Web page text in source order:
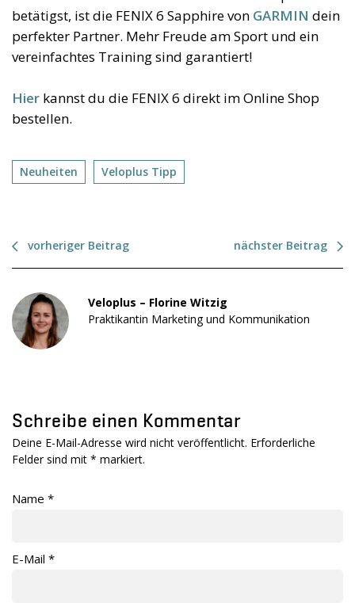
betätigst, ist die FENIX 6 Sapphire von GARMIN dein
perfekter Partner. Mehr Freude am Sport und ein
vereinfachtes Training sind garantiert!
Hier kannst du die FENIX 6 direkt im Online Shop
bestellen.
Neuheiten Veloplus Tipp
vorheriger Beitrag nächster Beitrag
Veloplus – Florine Witzig
Praktikantin Marketing und Kommunikation
Schreibe einen Kommentar
Deine E-Mail-Adresse wird nicht veröffentlicht. Erforderliche
Felder sind mit * markiert.
Name *
E-Mail *